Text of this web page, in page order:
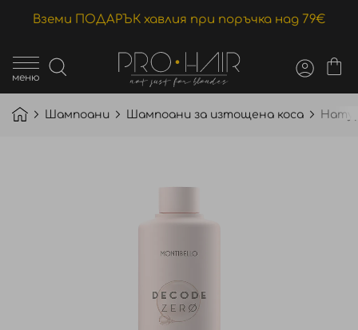
Вземи ПОДАРЪК хавлия при поръчка над 79€
меню
Шампоани Шампоани за изтощена коса